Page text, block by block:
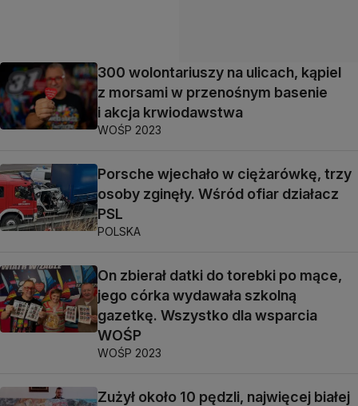
300 wolontariuszy na ulicach, kąpiel
z morsami w przenośnym basenie
i akcja krwiodawstwa
WOŚP 2023
Porsche wjechało w ciężarówkę, trzy
osoby zginęły. Wśród ofiar działacz
PSL
POLSKA
On zbierał datki do torebki po mące,
jego córka wydawała szkolną
gazetkę. Wszystko dla wsparcia
WOŚP
WOŚP 2023
Zużył około 10 pędzli, najwięcej białej